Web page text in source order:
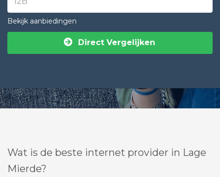
Bekijk aanbiedingen
Direct Vergelijken
Wat is de beste internet provider in Lage
Mierde?